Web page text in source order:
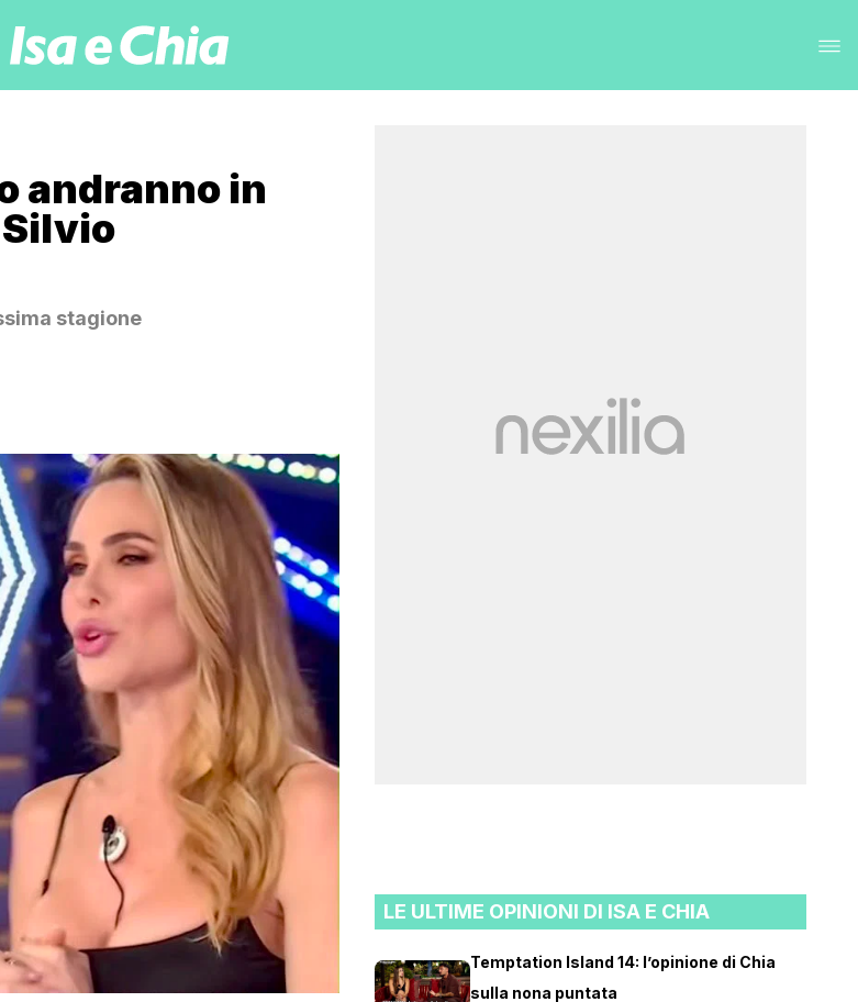
andranno in
stagione
LE ULTIME OPINIONI DI ISA E CHIA
Temptation Island 14: l’opinione di Chia
sulla nona puntata